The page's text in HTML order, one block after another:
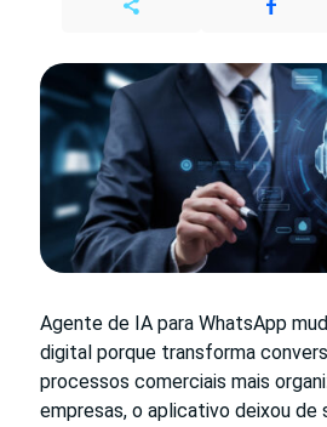
Agente de IA para WhatsApp
digital porque transforma
processos comerciais mais
empresas, o aplicativo deixou de